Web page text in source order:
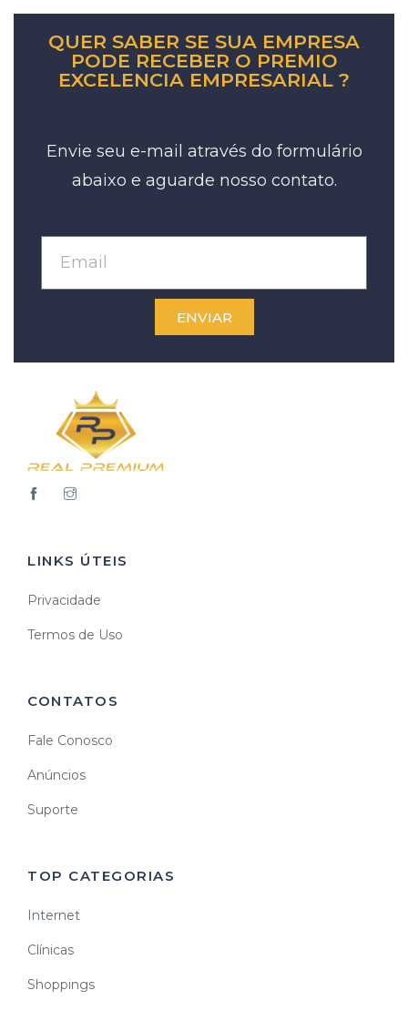
QUER SABER SE SUA EMPRESA
PODE RECEBER O PREMIO
EXCELENCIA EMPRESARIAL ?
Envie seu e-mail através do formulário
abaixo e aguarde nosso contato.
ENVIAR
LINKS ÚTEIS
Privacidade
Termos de Uso
CONTATOS
Fale Conosco
Anúncios
Suporte
TOP CATEGORIAS
Internet
Clínicas
Shoppings